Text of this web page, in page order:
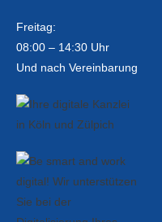
Freitag:
08:00 – 14:30 Uhr
Und nach Vereinbarung